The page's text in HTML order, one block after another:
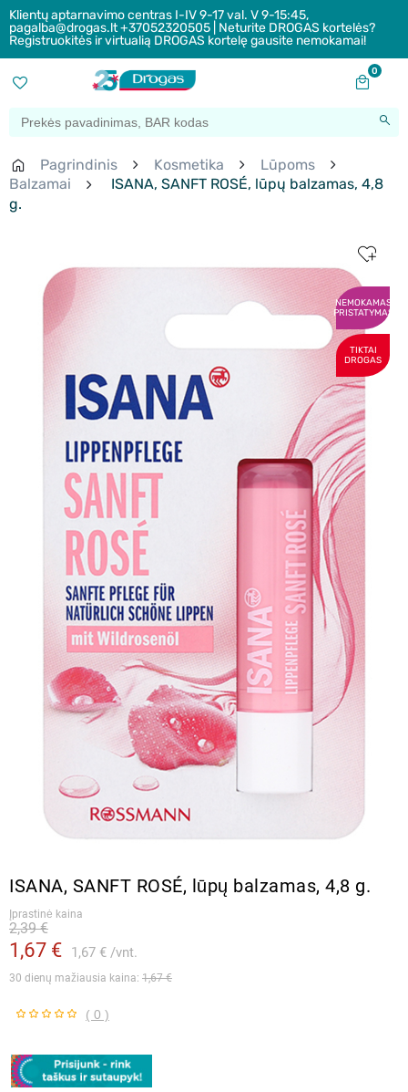
Klientų aptarnavimo centras I-IV 9-17 val. V 9-15:45,
pagalba@drogas.lt +37052320505 | Neturite DROGAS kortelės?
Registruokitės ir virtualią DROGAS kortelę gausite nemokamai!
0
Pagrindinis Kosmetika
Lūpoms
Balzamai
ISANA, SANFT ROSÉ, lūpų balzamas, 4,8
g.
NEMOKAMAS
PRISTATYMAS
TIKTAI
DROGAS
ISANA, SANFT ROSÉ, lūpų balzamas, 4,8 g.
Įprastinė kaina
1,67 € 1,67 € vnt.
2,39 €
30 dienų mažiausia kaina: 1,67 €
( 0 )